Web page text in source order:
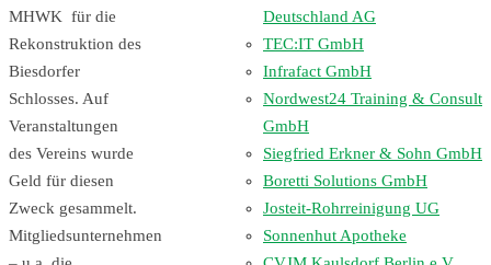
MHWK für die
Rekonstruktion des
Biesdorfer
Schlosses. Auf
Veranstaltungen
des Vereins wurde
Geld für diesen
Zweck gesammelt.
Mitgliedsunternehmen
Deutschland AG
TEC:IT GmbH
Infrafact GmbH
Nordwest24 Training & Consult
GmbH
Siegfried Erkner & Sohn GmbH
Boretti Solutions GmbH
Josteit-Rohrreinigung UG
Sonnenhut Apotheke